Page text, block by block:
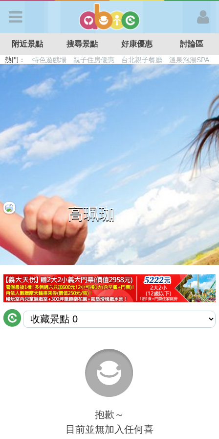
APP登入
首 頁
搜尋景點
好康優惠
最新留言
商家合作
推薦景點
討論區
聯絡我們
附近景點 搜尋景點 好康優惠 討論區
熱門： 特色遊戲場 親子住房優惠 台北親子餐廳
溫泉泡湯SPA
溜滑梯民宿
觀光工廠 日本親子景點
高珮珈
抱歉～
目前並無加入任何喜